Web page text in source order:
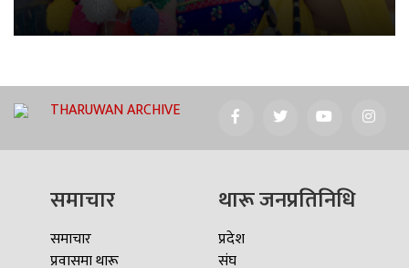
THARUWAN ARCHIVE
समाचार
समाचार
प्रवासमा थारू
थारू जनप्रतिनिधि
प्रदेश
संघ